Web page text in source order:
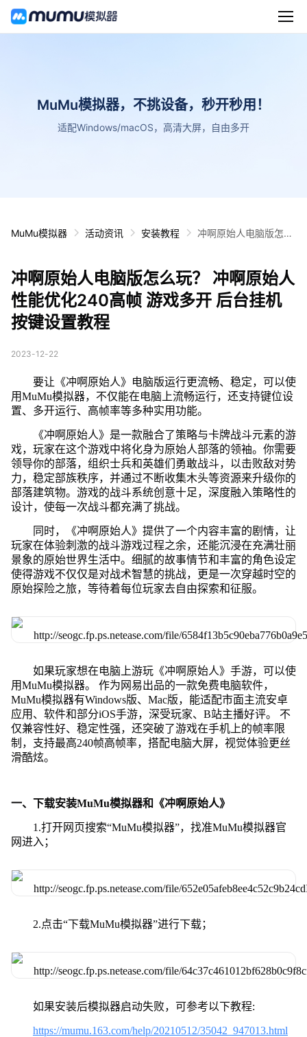
MuMu模拟器，不挑设备，秒开秒用！
适配Windows/macOS，高清大屏，自由多开
MuMu模拟器 活动资讯 安装教程
冲啊原始人电脑版怎么
后台挂机 按键设置教程
冲啊原始人电脑版怎么玩？ 冲啊原始人
性能优化240高帧 游戏多开 后台挂机
按键设置教程
2023-12-22
要让《冲啊原始人》电脑版运行更流畅、稳定，可以使
用MuMu模拟器，不仅能在电脑上流畅运行，还支持键位设
置、多开运行、高帧率等多种实用功能。
《冲啊原始人》是一款融合了策略与卡牌战斗元素的游
戏，玩家在这个游戏中将化身为原始人部落的领袖。你需要
领导你的部落，组织士兵和英雄们勇敢战斗，以击败敌对势
力，稳定部族秩序，并通过不断收集木头等资源来升级你的
部落建筑物。游戏的战斗系统创意十足，深度融入策略性的
设计，使每一次战斗都充满了挑战。
同时，《冲啊原始人》提供了一个内容丰富的剧情，让
玩家在体验刺激的战斗游戏过程之余，还能沉浸在充满壮丽
景象的原始世界生活中。细腻的故事情节和丰富的角色设定
使得游戏不仅仅是对战术智慧的挑战，更是一次穿越时空的
原始探险之旅，等待着每位玩家去自由探索和征服。
如果玩家想在电脑上游玩《冲啊原始人》手游，可以使
用MuMu模拟器。 作为网易出品的一款免费电脑软件，
MuMu模拟器有Windows版、Mac版，能适配市面主流安卓
应用、软件和部分iOS手游，深受玩家、B站主播好评。 不
仅兼容性好、稳定性强，还突破了游戏在手机上的帧率限
制，支持最高240帧高帧率，搭配电脑大屏，视觉体验更丝
滑酷炫。
一、下载安装MuMu模拟器和《冲啊原始人》
1.打开网页搜索“MuMu模拟器”，找准MuMu模拟器官
网进入；
2.点击“下载MuMu模拟器”进行下载；
如果安装后模拟器启动失败，可参考以下教程:
https://mumu.163.com/help/20210512/35042_947013.html